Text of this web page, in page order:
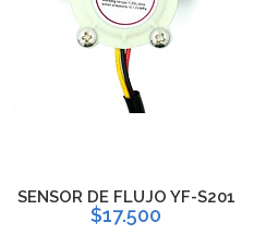
SENSOR DE FLUJO YF-S201
$17.500